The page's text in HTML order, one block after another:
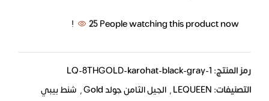
25People watching this product now!
رمز المنتج: LQ-8THGOLD-karohat-black-gray-1
التصنيفات: LEQUEEN
, الجيل الثامن جولد Gold , شنط بيبي